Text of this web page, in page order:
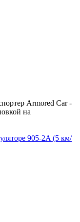
Armored Car -
на
905-2A (5 км/